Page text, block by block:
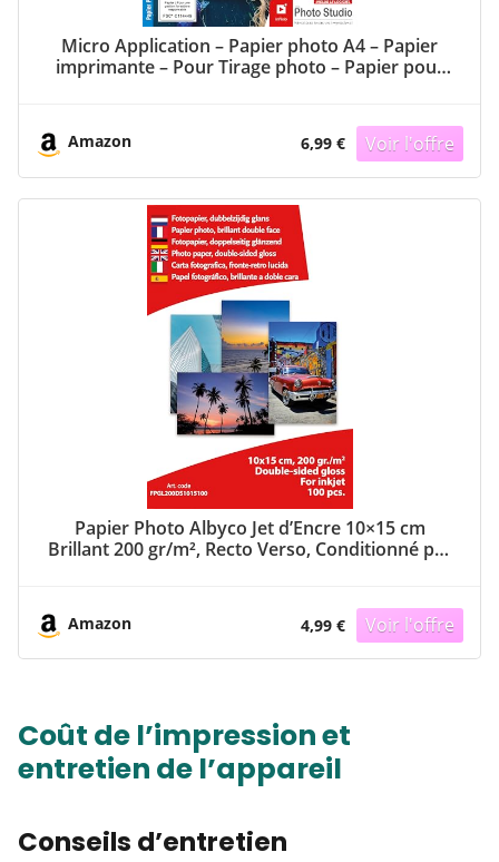
Micro Application – Papier photo A4 – Papier
imprimante – Pour Tirage photo – Papier pour
Amazon 6,99 €
Papier Photo Albyco Jet d’Encre 10×15 cm
Brillant 200 gr/m², Recto Verso, Conditionné par
Amazon 4,99 €
Coût de l’impression et
entretien de l’appareil
Conseils d’entretien